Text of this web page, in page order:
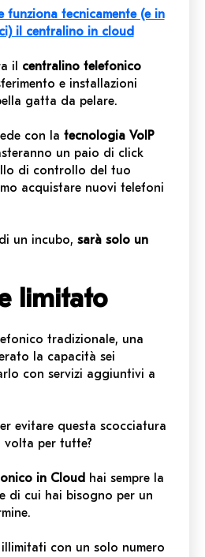
funziona tecnicamente (e in
il centralino in cloud
il centralino telefonico
e installazioni
gatta da pelare.
con la tecnologia VoIP
un paio di click
di controllo del tuo
acquistare nuovi telefoni
un incubo, sarà solo un
limitato
tradizionale, una
la capacità sei
con servizi aggiuntivi a
evitare questa scocciatura
volta per tutte?
in Cloud hai sempre la
di cui hai bisogno per un
con un solo numero